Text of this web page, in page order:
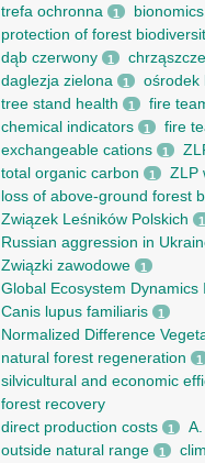
trefa ochronna 1 bionomics
protection of forest
dąb czerwony 1
daglezja zielona 1 ośrodek
tree stand health 1 fire
chemical indicators 1 fire
exchangeable cations 1
total organic carbon 1 ZLP
loss of above-ground forest
Związek Leśników Polskich 1
Russian aggression in
Związki zawodowe 1
Global Ecosystem Dynamics
Canis lupus familiaris 1
Normalized Difference
natural forest regeneration 1
silvicultural and economic
forest recovery
direct production costs 1
outside natural range 1